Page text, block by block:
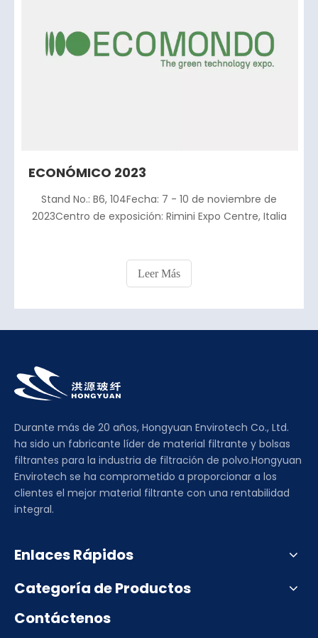
ECONÓMICO 2023
Stand No.: B6, 104Fecha: 7 - 10 de noviembre de
2023Centro de exposición: Rimini Expo Centre, Italia
Leer Más
Durante más de 20 años, Hongyuan Envirotech Co., Ltd.
ha sido un fabricante líder de material filtrante y bolsas
filtrantes para la industria de filtración de polvo.Hongyuan
Envirotech se ha comprometido a proporcionar a los
clientes el mejor material filtrante con una rentabilidad
integral.
Enlaces Rápidos
Categoría de Productos
Contáctenos